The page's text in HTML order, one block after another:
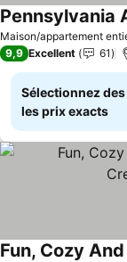
Maison/appartement
Consulter les prix
9,9 Excellent 61
Sélectionnez
les prix exacts